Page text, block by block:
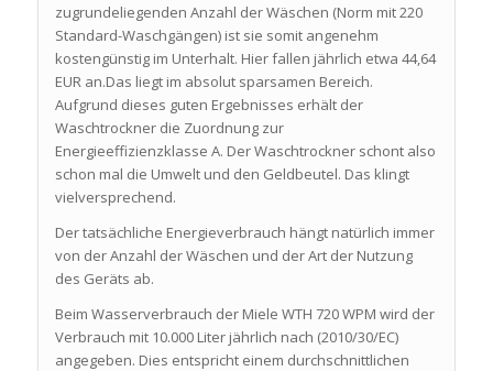
zugrundeliegenden Anzahl der Wäschen (Norm mit 220
Standard-Waschgängen) ist sie somit angenehm
kostengünstig im Unterhalt. Hier fallen jährlich etwa 44,64
EUR an.Das liegt im absolut sparsamen Bereich.
Aufgrund dieses guten Ergebnisses erhält der
Waschtrockner die Zuordnung zur
Energieeffizienzklasse A. Der Waschtrockner schont also
schon mal die Umwelt und den Geldbeutel. Das klingt
vielversprechend.
Der tatsächliche Energieverbrauch hängt natürlich immer
von der Anzahl der Wäschen und der Art der Nutzung
des Geräts ab.
Beim Wasserverbrauch der Miele WTH 720 WPM wird der
Verbrauch mit 10.000 Liter jährlich nach (2010/30/EC)
angegeben. Dies entspricht einem durchschnittlichen